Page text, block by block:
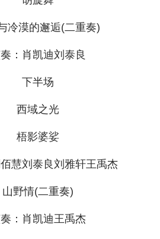
漠的邂逅(二重奏)
肖凯迪刘泰良
下半场
西域之光
梧影婆娑
刘泰良刘雅轩王禹杰
情(二重奏)
肖凯迪王禹杰